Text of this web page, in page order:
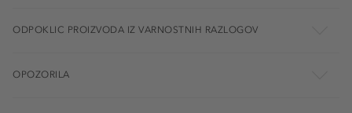
ODPOKLIC PROIZVODA IZ VARNOSTNIH RAZLOGOV
OPOZORILA